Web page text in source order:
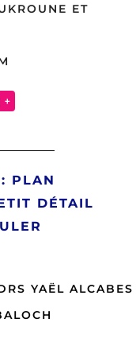
ET
+
PLAN
DÉTAIL
YAËL ALCABES